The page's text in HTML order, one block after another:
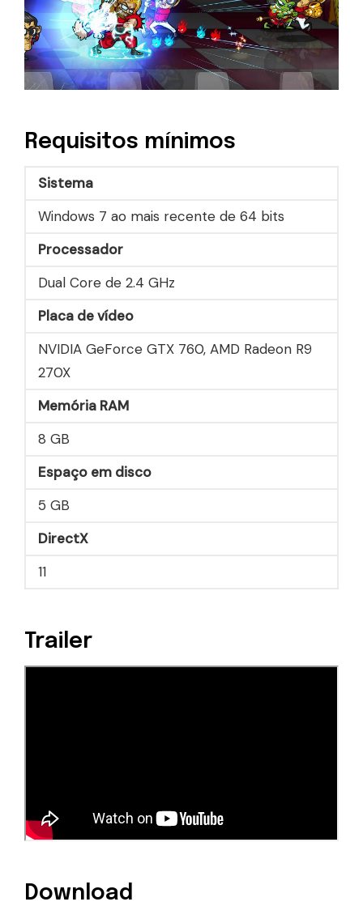
Requisitos mínimos
Sistema
Windows 7 ao mais recente de 64 bits
Processador
Dual Core de 2.4 GHz
Placa de vídeo
NVIDIA GeForce GTX 760, AMD Radeon R9
270X
Memória RAM
8 GB
Espaço em disco
5 GB
DirectX
11
Trailer
Download